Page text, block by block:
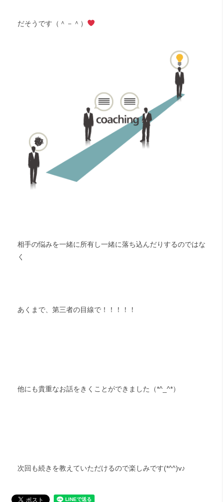
だそうです（＾－＾）
相手の悩みを一緒に所有し一緒に落ち込んだりするのではな
く
あくまで、第三者の目線で！！！！！
他にも貴重なお話をきくことができました（*^_^*）
次回も続きを教えていただけるので楽しみです(*^^)v♪